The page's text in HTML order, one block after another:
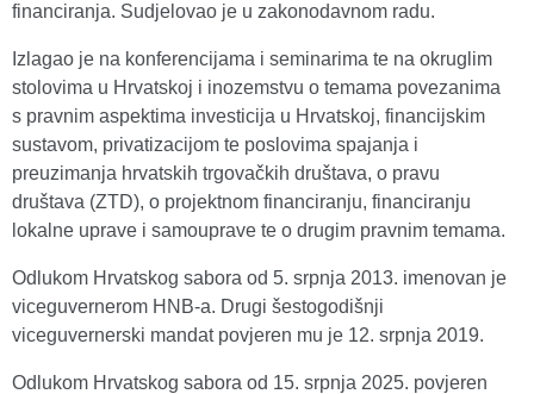
financiranja. Sudjelovao je u zakonodavnom radu.
Izlagao je na konferencijama i seminarima te na okruglim
stolovima u Hrvatskoj i inozemstvu o temama povezanima
s pravnim aspektima investicija u Hrvatskoj, financijskim
sustavom, privatizacijom te poslovima spajanja i
preuzimanja hrvatskih trgovačkih društava, o pravu
društava (ZTD), o projektnom financiranju, financiranju
lokalne uprave i samouprave te o drugim pravnim temama.
Odlukom Hrvatskog sabora od 5. srpnja 2013. imenovan je
viceguvernerom HNB-a. Drugi šestogodišnji
viceguvernerski mandat povjeren mu je 12. srpnja 2019.
Odlukom Hrvatskog sabora od 15. srpnja 2025. povjeren